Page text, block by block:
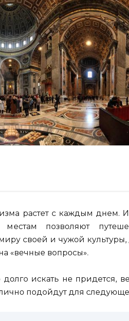
растет с каждым днем.
позволяют
своей и чужой культуры,
«вечные вопросы».
долго искать не придется,
подойдут для